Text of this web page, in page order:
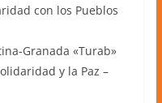
con los Pueblos
Granada «Turab»
y la Paz –